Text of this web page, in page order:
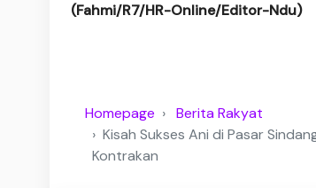
(Fahmi/R7/HR-Online/Editor-Ndu)
Homepage
Berita Rakyat
Kisah Sukses Ani di Pasar
Kontrakan